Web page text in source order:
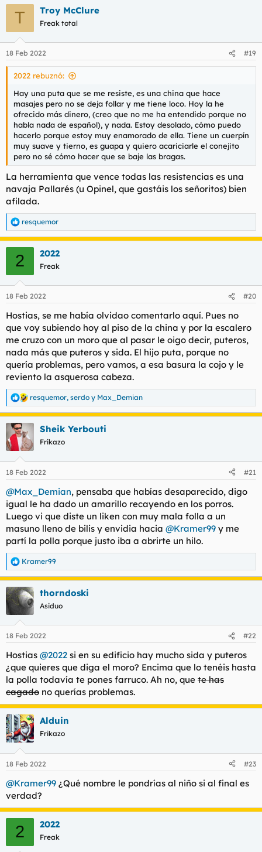
e
s
T Troy McClure
Freak total
18 Feb 2022 #19
2022 rebuznó:
Hay una puta que se me resiste, es una china que hace
masajes pero no se deja follar y me tiene loco. Hoy la he
ofrecido más dinero, (creo que no me ha entendido porque no
habla nada de español), y nada. Estoy desolado, cómo puedo
hacerlo porque estoy muy enamorado de ella. Tiene un cuerpín
muy suave y tierno, es guapa y quiero acariciarle el conejito
pero no sé cómo hacer que se baje las bragas.
La herramienta que vence todas las resistencias es una
navaja Pallarés (u Opinel, que gastáis los señoritos) bien
afilada.
R
e
a
e
:
resquemor
2 2022
Freak
18 Feb 2022 #20
Hostias, se me había olvidao comentarlo aquí. Pues no
que voy subiendo hoy al piso de la china y por la escalero
me cruzo con un moro que al pasar le oigo decir, puteros,
nada más que puteros y sida. El hijo puta, porque no
quería problemas, pero vamos, a esa basura la cojo y le
reviento la asquerosa cabeza.
R
e
a
c
c
i
e
:
resquemor, serdo y Max_Demian
Sheik Yerbouti
Frikazo
18 Feb 2022 #21
@Max_Demian, pensaba que habías desaparecido, digo
igual le ha dado un amarillo recayendo en los porros.
Luego vi que diste un liken con muy mala folla a un
masuno lleno de bilis y envidia hacia @Kramer99 y me
partí la polla porque justo iba a abrirte un hilo.
R
e
a
c
c
e
:
Kramer99
thorndoski
Asiduo
18 Feb 2022 #22
Hostias @2022 si en su edificio hay mucho sida y puteros
¿que quieres que diga el moro? Encima que lo tenéis hasta
la polla todavía te pones farruco. Ah no, que te has
cagado no querías problemas.
Alduin
Frikazo
18 Feb 2022 #23
@Kramer99 ¿Qué nombre le pondrías al niño si al final es
verdad?
2 2022
Freak